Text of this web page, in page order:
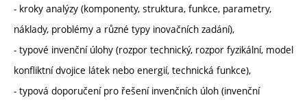
- kroky analýzy (komponenty, struktura, funkce, parametry,
náklady, problémy a různé typy inovačních zadání),
- typové invenční úlohy (rozpor technický, rozpor fyzikální, model
konfliktní dvojice látek nebo energií, technická funkce),
- typová doporučení pro řešení invenčních úloh (invenční